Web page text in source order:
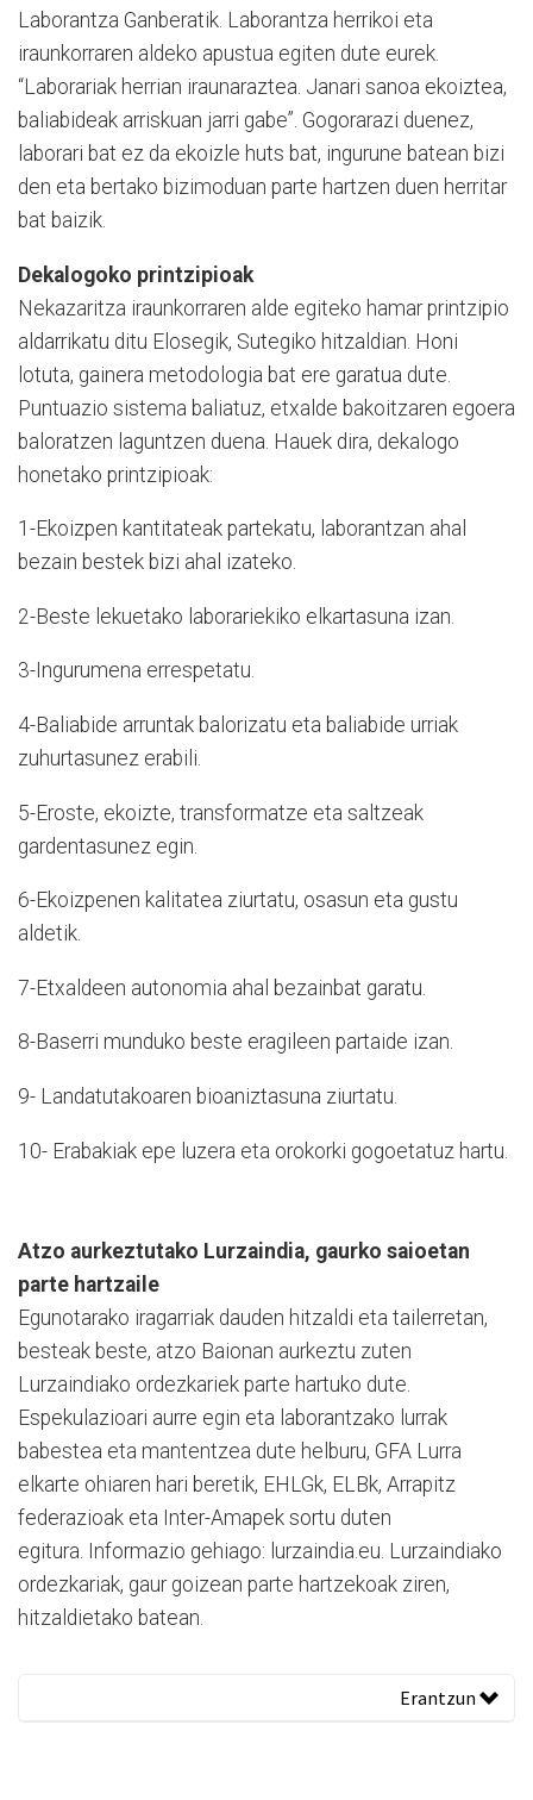
Laborantza Ganberatik. Laborantza herrikoi eta
iraunkorraren aldeko apustua egiten dute eurek.
“Laborariak herrian iraunaraztea. Janari sanoa ekoiztea,
baliabideak arriskuan jarri gabe”. Gogorarazi duenez,
laborari bat ez da ekoizle huts bat, ingurune batean bizi
den eta bertako bizimoduan parte hartzen duen herritar
bat baizik.
Dekalogoko printzipioak
Nekazaritza iraunkorraren alde egiteko hamar printzipio
aldarrikatu ditu Elosegik, Sutegiko hitzaldian. Honi
lotuta, gainera metodologia bat ere garatua dute.
Puntuazio sistema baliatuz, etxalde bakoitzaren egoera
baloratzen laguntzen duena. Hauek dira, dekalogo
honetako printzipioak:
1-Ekoizpen kantitateak partekatu, laborantzan ahal
bezain bestek bizi ahal izateko.
2-Beste lekuetako laborariekiko elkartasuna izan.
3-Ingurumena errespetatu.
4-Baliabide arruntak balorizatu eta baliabide urriak
zuhurtasunez erabili.
5-Eroste, ekoizte, transformatze eta saltzeak
gardentasunez egin.
6-Ekoizpenen kalitatea ziurtatu, osasun eta gustu
aldetik.
7-Etxaldeen autonomia ahal bezainbat garatu.
8-Baserri munduko beste eragileen partaide izan.
9- Landatutakoaren bioaniztasuna ziurtatu.
10- Erabakiak epe luzera eta orokorki gogoetatuz hartu.
Atzo aurkeztutako Lurzaindia, gaurko saioetan
parte hartzaile
Egunotarako iragarriak dauden hitzaldi eta tailerretan,
besteak beste, atzo Baionan aurkeztu zuten
Lurzaindiako ordezkariek parte hartuko dute.
Espekulazioari aurre egin eta laborantzako lurrak
babestea eta mantentzea dute helburu, GFA Lurra
elkarte ohiaren hari beretik, EHLGk, ELBk, Arrapitz
federazioak eta Inter-Amapek sortu duten
egitura. Informazio gehiago: lurzaindia.eu. Lurzaindiako
ordezkariak, gaur goizean parte hartzekoak ziren,
hitzaldietako batean.
Erantzun